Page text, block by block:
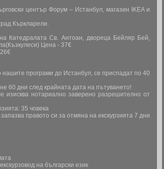
център Форум – Истанбул, магазин IKEA и
Къркларели.
Катедралата Св. Антоан, двореца Бейляр Бей,
Цена - 37€
програми до Истанбул, се приспадат по 40
60 дни след крайната дата на пътуването!
нотариално заверено разрешително от
35 човека
правото си за отмяна на екскурзията 7 дни
на български език